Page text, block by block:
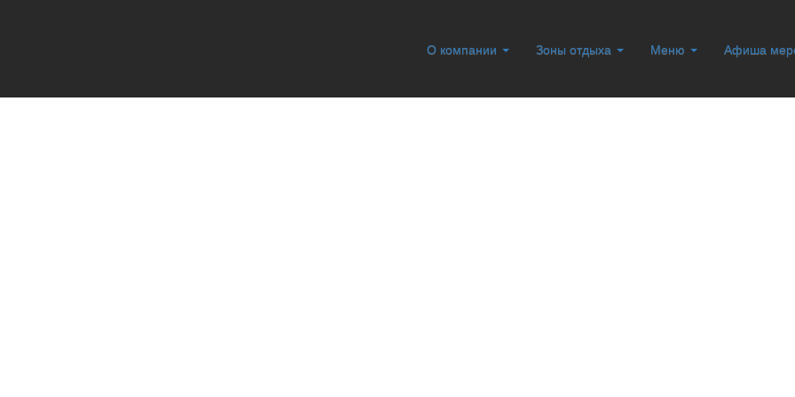
О компании Зоны отдыха Меню Афиша